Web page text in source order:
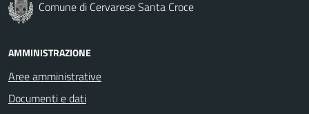
Comune di Cervarese Santa Croce
AMMINISTRAZIONE
Aree amministrative
Documenti e dati